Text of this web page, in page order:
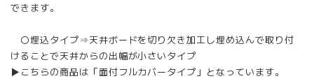
できます。
〇埋込タイプ⇒天井ボードを切り欠き加工し埋め込んで取り付
けることで天井からの出幅が小さいタイプ
▶こちらの商品は「面付フルカバータイプ」となっています。